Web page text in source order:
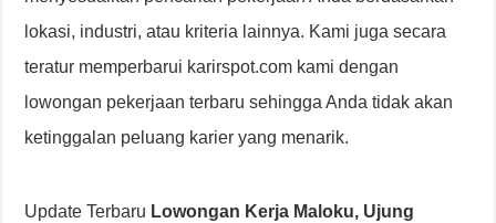
lokasi, industri, atau kriteria lainnya. Kami juga secara
teratur memperbarui karirspot.com kami dengan
lowongan pekerjaan terbaru sehingga Anda tidak akan
ketinggalan peluang karier yang menarik.
Update Terbaru Lowongan Kerja Maloku, Ujung